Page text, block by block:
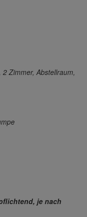
2 Zimmer, Abstellraum,
je nach